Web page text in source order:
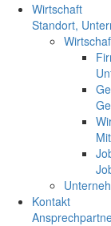
Wirtschaft
Standort,
Kontakt